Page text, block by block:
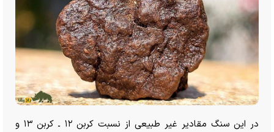
در این سنگ مقادیر غیر طبیعی از نسبت کربن ۱۲ ـ کربن ۱۳ و